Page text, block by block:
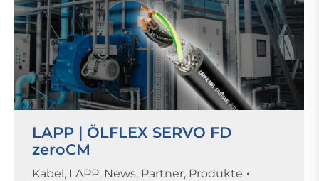
LAPP | ÖLFLEX SERVO FD
zeroCM
Kabel, LAPP, News, Partner, Produkte